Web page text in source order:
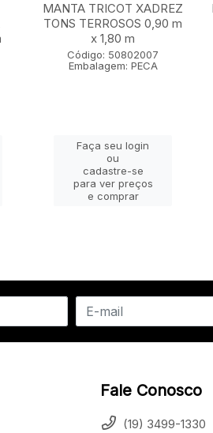
MANTA TRICOT XADREZ
TONS TERROSOS 0,90 m
x 1,80 m
Código: 50802007
Embalagem: PECA
Faça seu login
ou
cadastre-se
para ver preços
e comprar
Fale Conosco
(19) 3499-1330